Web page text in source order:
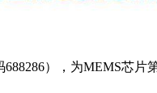
），为MEMS芯